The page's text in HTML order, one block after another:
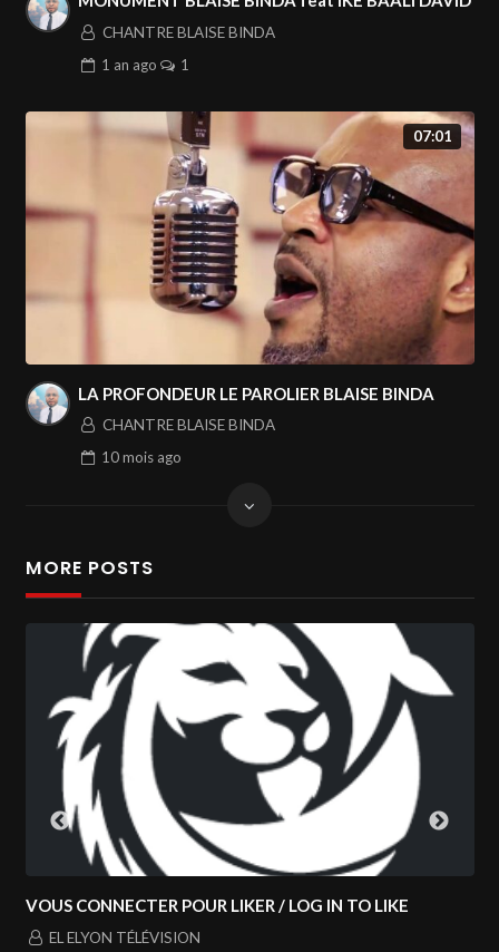
CHANTRE BLAISE BINDA
1 an ago 1
07:01
LA PROFONDEUR LE PAROLIER BLAISE BINDA
CHANTRE BLAISE BINDA
10 mois ago
MORE POSTS
LIKER / LOG IN TO LIKE
NOUVEAU